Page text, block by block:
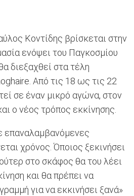
Κοντίδης βρίσκεται στην
ενόψει του Παγκοσμίου
διεξαχθεί στα τέλη
Από τις 18 ως τις 22
σε έναν μικρό αγώνα, στον
ο νέος τρόπος εκκίνησης.
επαναλαμβανόμενες
χρόνος. Όποιος ξεκινήσει
στο σκάφος θα του λέει
και θα πρέπει να
για να εκκινήσει ξανά»